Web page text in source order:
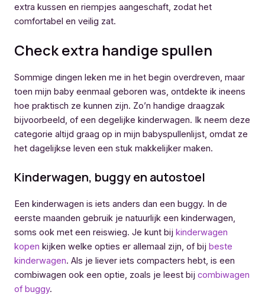
extra kussen en riempjes aangeschaft, zodat het
comfortabel en veilig zat.
Check extra handige spullen
Sommige dingen leken me in het begin overdreven, maar
toen mijn baby eenmaal geboren was, ontdekte ik ineens
hoe praktisch ze kunnen zijn. Zo’n handige draagzak
bijvoorbeeld, of een degelijke kinderwagen. Ik neem deze
categorie altijd graag op in mijn babyspullenlijst, omdat ze
het dagelijkse leven een stuk makkelijker maken.
Kinderwagen, buggy en autostoel
Een kinderwagen is iets anders dan een buggy. In de
eerste maanden gebruik je natuurlijk een kinderwagen,
soms ook met een reiswieg. Je kunt bij kinderwagen
kopen kijken welke opties er allemaal zijn, of bij beste
kinderwagen. Als je liever iets compacters hebt, is een
combiwagen ook een optie, zoals je leest bij combiwagen
of buggy.